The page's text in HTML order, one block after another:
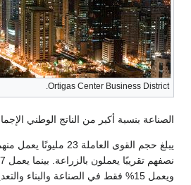
Ortigas Center Business District.
الصناعة بنسبة أكبر من الناتج الوطني
ويعمل 15% فقط في الصناعة والبناء